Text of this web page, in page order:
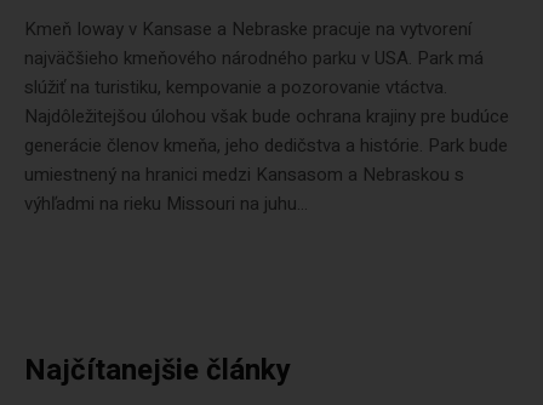
Kmeň Ioway v Kansase a Nebraske pracuje na vytvorení
najväčšieho kmeňového národného parku v USA. Park má
slúžiť na turistiku, kempovanie a pozorovanie vtáctva.
Najdôležitejšou úlohou však bude ochrana krajiny pre budúce
generácie členov kmeňa, jeho dedičstva a histórie. Park bude
umiestnený na hranici medzi Kansasom a Nebraskou s
výhľadmi na rieku Missouri na juhu...
Najčítanejšie články